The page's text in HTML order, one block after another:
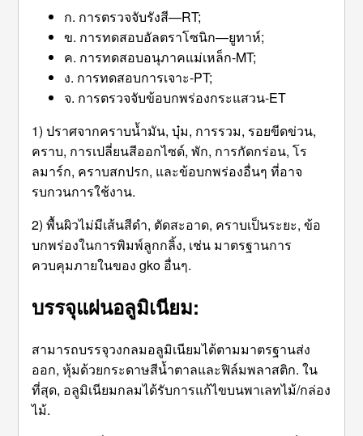
ก. การตรวจจับรังสี—RT;
ข. การทดสอบอัลตราโซนิก—ยูทาห์;
ค. การทดสอบอนุภาคแม่เหล็ก-MT;
ง. การทดสอบการเจาะ-PT;
จ. การตรวจจับข้อบกพร่องกระแสวน-ET
1) ปราศจากคราบน้ำมัน, บุ๋ม, การรวม, รอยขีดข่วน,
คราบ, การเปลี่ยนสีออกไซด์, พัก, การกัดกร่อน, โร
ลมาร์ก, คราบสกปรก, และข้อบกพร่องอื่นๆ ที่อาจ
รบกวนการใช้งาน.
2) พื้นผิวไม่มีเส้นสีดำ, ตัดสะอาด, คราบเป็นระยะ, ข้อ
บกพร่องในการพิมพ์ลูกกลิ้ง, เช่น มาตรฐานการ
ควบคุมภายในของ gko อื่นๆ.
บรรจุแผ่นอลูมิเนียม:
สามารถบรรจุวงกลมอลูมิเนียมได้ตามมาตรฐานส่ง
ออก, หุ้มด้วยกระดาษสีน้ำตาลและฟิล์มพลาสติก. ใน
ที่สุด, อลูมิเนียมกลมได้รับการแก้ไขบนพาเลทไม้/กล่อง
ไม้.